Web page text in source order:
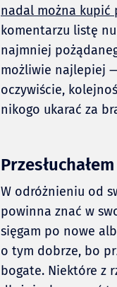
nadal można kupić
komentarzu listę
najmniej
możliwie najlepiej
oczywiście,
nikogo ukarać za
W odróżnieniu od
powinna znać w
sięgam po nowe
o tym dobrze, bo
bogate. Niektóre z